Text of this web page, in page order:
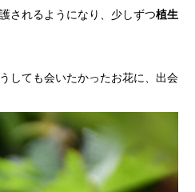
されるようになり、少しずつ植生
しても会いたかったお花に、出会